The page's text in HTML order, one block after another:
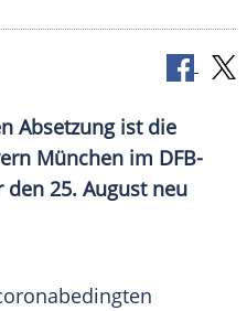
Absetzungist die
München im DFB-
25. August neu